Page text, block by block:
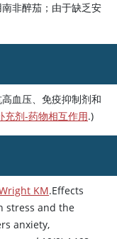
非醉茄；由于缺乏安
血压、免疫抑制剂和
充剂-药物相互作用.)
KM.Effects
stress and the
anxiety,